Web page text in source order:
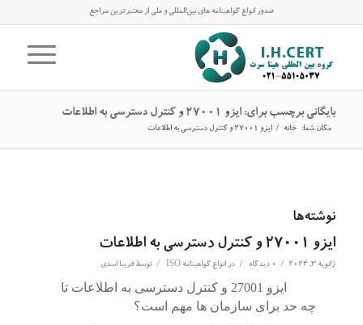
صدور انواع گواهینامه های بین‌المللی و ملی از معتبرترین مراجع
بایگانی برچسب برای: ایزو 27001 و کنترل دسترسی به اطلاعات
مکان شما: خانه / ایزو 27001 و کنترل دسترسی به اطلاعات
نوشته‌ها
ایزو 27001 و کنترل دسترسی به اطلاعات
ژانویه 3, 2024 / 0 دیدگاه / در انواع گواهینامه ISO / توسط فریبا اسدی
ایزو 27001 و کنترل دسترسی به اطلاعات تا
چه حد برای سازمان ها مهم است؟